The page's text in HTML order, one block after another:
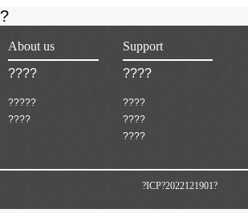
?
About us
????
?????
????
Support
????
????
????
????
?ICP?2022121901?